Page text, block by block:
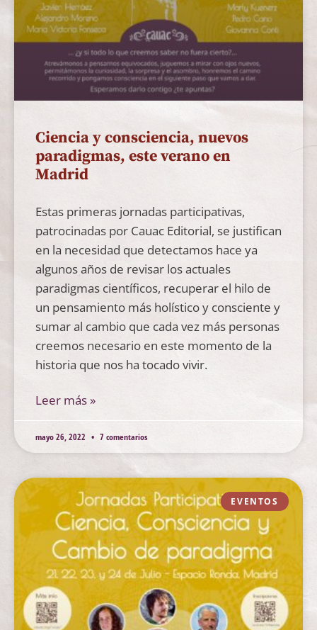
Ciencia y consciencia, nuevos
paradigmas, este verano en
Madrid
Estas primeras jornadas participativas,
patrocinadas por Cauac Editorial, se justifican
en la necesidad que detectamos hace ya
algunos años de revisar los actuales
paradigmas científicos, recuperar el hilo de
un pensamiento más holístico y consciente y
sumar al cambio que cada vez más personas
creemos necesario en este momento de la
historia que nos ha tocado vivir.
Leer más »
mayo 26, 2022 7 comentarios
EVENTOS